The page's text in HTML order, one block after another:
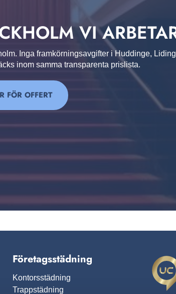
VI
Inga framkörnings­­avgifter i Huddinge,
inom samma transparenta prislista.
FÖR OFFERT
Företagsstädning
Kontorsstädning
Trappstädning